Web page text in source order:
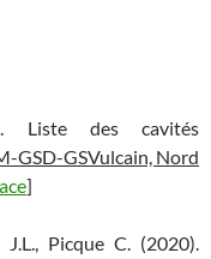
Liste des cavités
GSD-GSVulcain, Nord
]
Picque C. (2020).